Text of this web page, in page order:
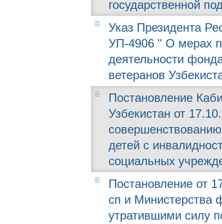
государственной
Указ Президента
УП-4906 " О мерах
деятельности
ветеранов
Постановление
Узбекистан от
детей с
социальных
Постановление от
сп и Министерства
утратившими силу